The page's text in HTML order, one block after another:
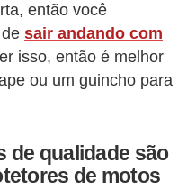
então você
sair andando com
isso, então é melhor
ou um guincho para
de qualidade são
de motos